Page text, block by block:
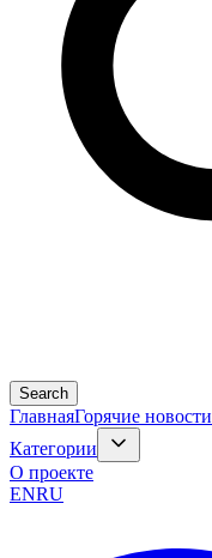
Search
ГлавнаяГорячие новости
Категории
О проекте
ENRU